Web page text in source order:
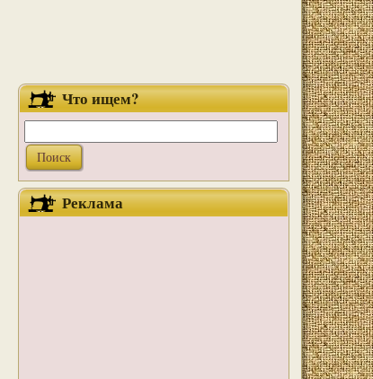
Что ищем?
Реклама